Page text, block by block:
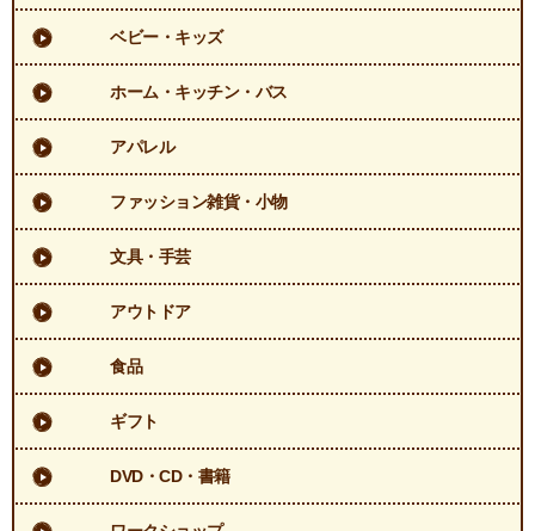
ベビー・キッズ
ホーム・キッチン・バス
アパレル
ファッション雑貨・小物
文具・手芸
アウトドア
食品
ギフト
DVD・CD・書籍